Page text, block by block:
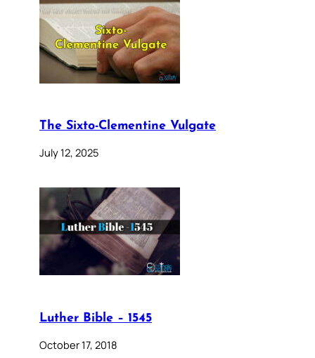
The Sixto-Clementine Vulgate
July 12, 2025
Luther Bible – 1545
October 17, 2018